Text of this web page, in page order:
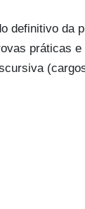
definitivo da
práticas